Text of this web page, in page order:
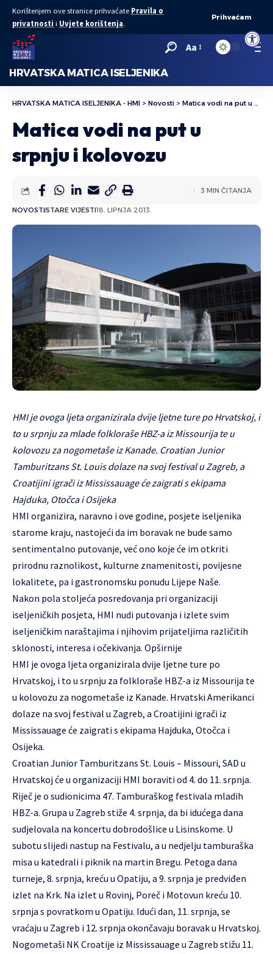
Open
Korištenjem ove stranice prihvaćate Pravila o
privatnosti i Uvjete korištenja.
Prihvaćam
Aa
HRVATSKA MATICA ISELJENIKA
HRVATSKA MATICA ISELJENIKA - HMI > Novosti > Matica vodi na put u srpnju i kolovozu
Matica vodi na put u
srpnju i kolovozu
NOVOSTISTARE VIJESTI18. LIPNJA 2013.
3 MIN ČITANJA
HMI je ovoga ljeta organizirala dvije ljetne ture po Hrvatskoj, i
to u srpnju za mlade folkloraše HBZ-a iz Missourija te u
kolovozu za nogometaše iz Kanade. Croatian Junior
Tamburitzans St. Louis dolaze na svoj festival u Zagreb, a
Croatijini igrači iz Mississauage će zaigrati s ekipama
Hajduka, Otočca i Osijeka
HMI organizira, naravno i ove godine, posjete iseljenika
starome kraju, nastojeći da im boravak ne bude samo
sentimentalno putovanje, već ono koje će im otkriti
prirodnu raznolikost, kulturne znamenitosti, povijesne
lokalitete, pa i gastronomsku ponudu Lijepe Naše.
Nakon pola stoljeća posredovanja pri organizaciji
iseljeničkih posjeta, HMI nudi putovanja i izlete svim
iseljeničkim naraštajima i njihovim prijateljima različitih
sklonosti, interesa i očekivanja. Opširnije
HMI je ovoga ljeta organizirala dvije ljetne ture po
Hrvatskoj, i to u srpnju za folkloraše HBZ-a iz Missourija te
u kolovozu za nogometaše iz Kanade. Hrvatski Amerikanci
dolaze na svoj festival u Zagreb, a Croatijini igrači iz
Mississauage će zaigrati s ekipama Hajduka, Otočca i
Osijeka.
Croatian Junior Tamburitzans St. Louis – Missouri, SAD u
Hrvatskoj će u organizaciji HMI boraviti od 4. do 11. srpnja.
Riječ je o sudionicima 47. Tamburaškog festivala mladih
HBZ-a. Grupa u Zagreb stiže 4. srpnja, da bi idućega dana
sudjelovala na koncertu dobrodošlice u Lisinskome. U
subotu slijedi nastup na Festivalu, a u nedjelju tamburaška
misa u katedrali i piknik na martin Bregu. Petoga dana
turneje, 8. srpnja, kreću u Opatiju, a 9. srpnja je predviđen
izlet na Krk. Na izlet u Rovinj, Poreč i Motovun kreću 10.
srpnja s povratkom u Opatiju. Idući dan, 11. srpnja, se
vraćaju u Zagreb i 12. srpnja okončavaju boravak u Hrvatskoj.
Nogometaši NK Croatije iz Mississauage u Zagreb stižu 11.